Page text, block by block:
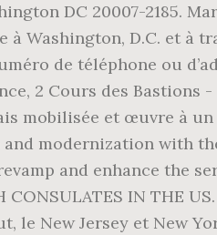
DC 20007-2185.
à Washington, D.C. et
de téléphone ou
2 Cours des
mobilisée et œuvre à
modernization with
and enhance the
CONSULATES IN THE
le New Jersey et New